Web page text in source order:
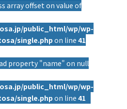
array offset on value of
public_html/wp/wp-
single.php on line41
property "name" on null
public_html/wp/wp-
single.php on line41